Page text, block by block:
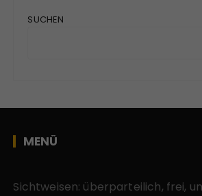
SUCHEN
MENÜ
Sichtweisen: überparteilich, frei,